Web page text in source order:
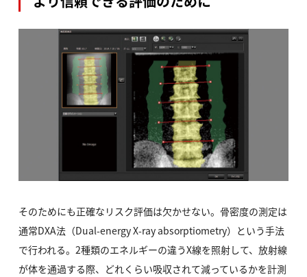
そのためにも正確なリスク評価は欠かせない。骨密度の測定は
通常DXA法（Dual-energy X-ray absorptiometry）という手法
で行われる。2種類のエネルギーの違うX線を照射して、放射線
が体を通過する際、どれくらい吸収されて減っているかを計測